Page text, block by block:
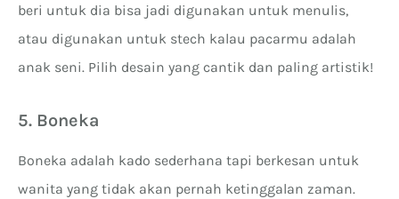
beri untuk dia bisa jadi digunakan untuk menulis,
atau digunakan untuk stech kalau pacarmu adalah
anak seni. Pilih desain yang cantik dan paling artistik!
5. Boneka
Boneka adalah kado sederhana tapi berkesan untuk
wanita yang tidak akan pernah ketinggalan zaman.